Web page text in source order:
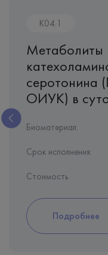
K04.1
Метаболиты
серотонина
ОИУК) в
Биоматериал:
Срок исполнения:
Стоимость
Подробнее